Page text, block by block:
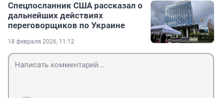
Спецпосланник США рассказал о
дальнейших действиях
переговорщиков по Украине
18 февраля 2026, 11:12